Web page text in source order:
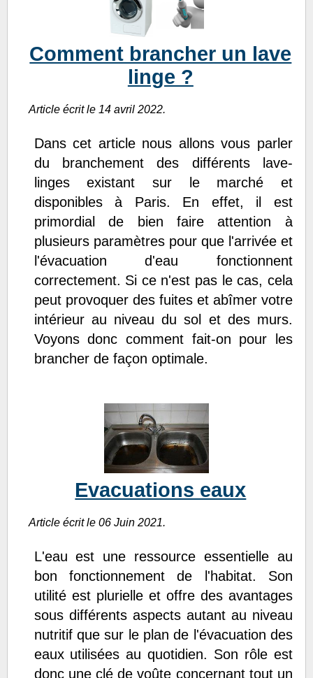
Comment brancher un lave
linge ?
Article écrit le 14 avril 2022.
Dans cet article nous allons vous parler
du branchement des différents lave-
linges existant sur le marché et
disponibles à Paris. En effet, il est
primordial de bien faire attention à
plusieurs paramètres pour que l'arrivée et
l'évacuation d'eau fonctionnent
correctement. Si ce n'est pas le cas, cela
peut provoquer des fuites et abîmer votre
intérieur au niveau du sol et des murs.
Voyons donc comment fait-on pour les
brancher de façon optimale.
Evacuations eaux
Article écrit le 06 Juin 2021.
L'eau est une ressource essentielle au
bon fonctionnement de l'habitat. Son
utilité est plurielle et offre des avantages
sous différents aspects autant au niveau
nutritif que sur le plan de l'évacuation des
eaux utilisées au quotidien. Son rôle est
donc une clé de voûte concernant tout un